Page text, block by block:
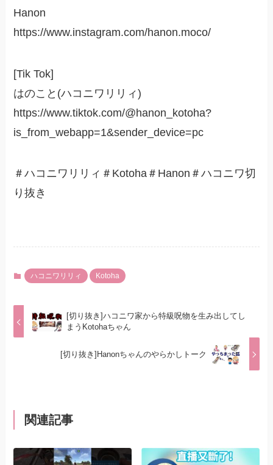
Hanon
https://www.instagram.com/hanon.moco/
[Tik Tok]
はのこと(ハコニワリリィ)
https://www.tiktok.com/@hanon_kotoha?
is_from_webapp=1&sender_device=pc
＃ハコニワリリィ＃Kotoha＃Hanon＃ハコニワ切
り抜き
ハコニワリリィ Kotoha
[切り抜き]ハコニワ家から特級呪物を生み出してし
まうKotohaちゃん
[切り抜き]Hanonちゃんのやらかしトーク
関連記事